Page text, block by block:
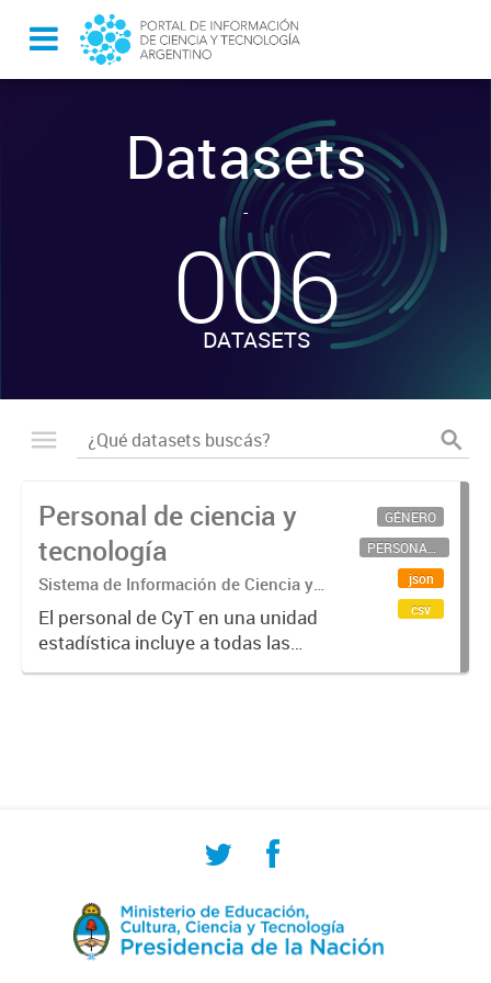
Datasets
-
006
DATASETS
Personal de ciencia y
tecnología
Sistema de Información de Ciencia y
Tecnología Argentino (SICYTAR)
El personal de CyT en una unidad
estadística incluye a todas las
personas involucradas
GÉNERO
PERSONAL CIENTÍFICO-TECNOLÓGICO
json
csv